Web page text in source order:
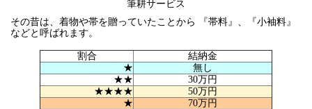
筆耕サービス
その昔は、着物や帯を贈っていたことから 『帯料』、『小袖料』
などと呼ばれます。
割合
結納金
★
無し
★★
30万円
★★★★
50万円
★
70万円